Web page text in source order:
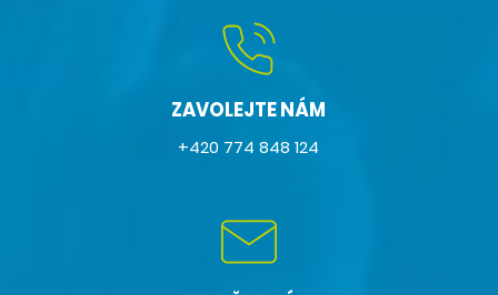
ZAVOLEJTE NÁM
+420 774 848 124